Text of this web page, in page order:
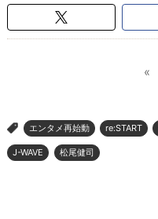
«
> エンタメ再始動 re:START
J-WAVE 松尾健司